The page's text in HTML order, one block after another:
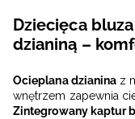
Dziecięca
dzianiną –
Ocieplana dzianina z
wnętrzem zapewnia
Zintegrowany kaptur